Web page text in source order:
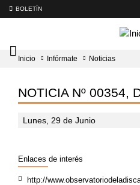
BOLETÍN
Intercambiador
del
principal
Inicio Infórmate Noticias
NOTICIA Nº 00354,
Lunes, 29 de Junio
Enlaces de interés
http://